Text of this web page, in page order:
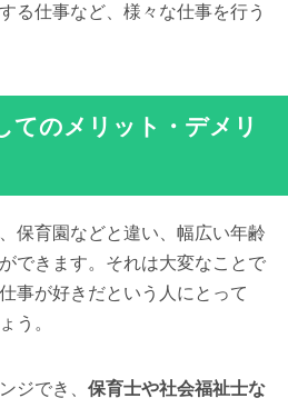
る仕事など、様々な仕事を行う
てのメリット・デメリ
保育園などと違い、幅広い年齢
できます。それは大変なことで
事が好きだという人にとって
う。
ジでき、 保育士や社会福祉士な